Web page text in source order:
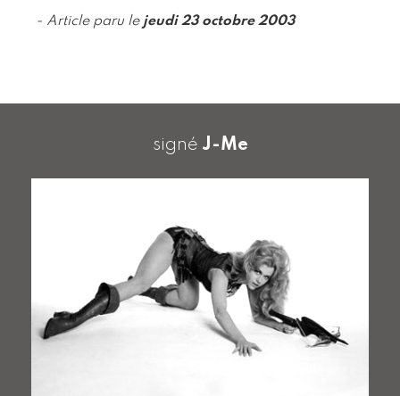
- Article paru le jeudi 23 octobre 2003
signé J-Me